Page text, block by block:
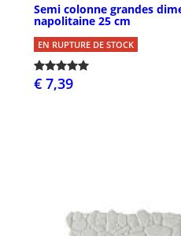
Semi colonne grandes
napolitaine 25 cm
EN RUPTURE DE STOCK
€ 7,39